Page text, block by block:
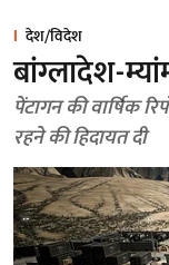
देश/विदेश
बांग्लादेश-
पेंटागन की वार्षिक
रहने की हिदायत दी